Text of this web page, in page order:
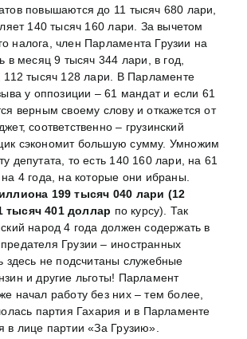
повышаются до 11 тысяч 680 лари,
140 тысяч 160 лари. За вычетом
налога, член Парламента Грузии на
в месяц 9 тысяч 344 лари, в год,
112 тысяч 128 лари. В Парламенте
у оппозиции – 61 мандат и если 61
верным своему слову и откажется от
соответственно – грузинский
сэкономит большую сумму. Умножим
депутата, то есть 140 160 лари, на 61
4 года, на которые они ибраны.
199 тысяч 040 лари (12
тысяч 401 доллар по курсу). Так
народ 4 года должен содержать в
Грузии – иностранных
здесь не подсчитаны служебные
и другие льготы! Парламент
начал работу без них – тем более,
партия Гахария и в Парламенте
в лице партии «За Грузию».